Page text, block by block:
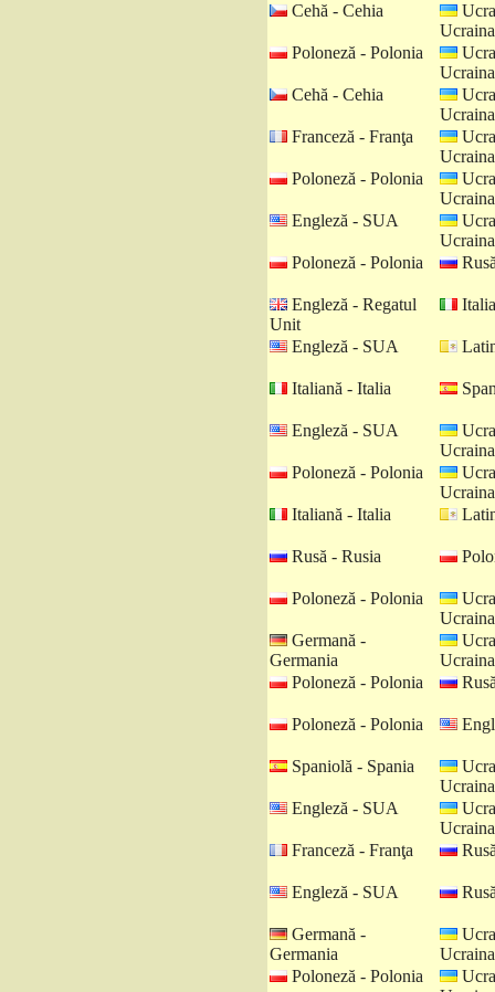
Cehă - Cehia
Ucraina
Poloneză - Polonia
Ucraina
Cehă - Cehia
Ucraina
Franceză - Franţa
Ucraina
Poloneză - Polonia
Ucraina
Engleză - SUA
Ucraina
Poloneză - Polonia
Engleză - Regatul
Unit
Engleză - SUA
Italiană - Italia
Engleză - SUA
Ucraina
Poloneză - Polonia
Ucraina
Italiană - Italia
Rusă - Rusia
Poloneză - Polonia
Ucraina
Germană -
Germania
Ucraina
Poloneză - Polonia
Poloneză - Polonia
Spaniolă - Spania
Ucraina
Engleză - SUA
Ucraina
Franceză - Franţa
Engleză - SUA
Germană -
Germania
Ucraina
Poloneză - Polonia